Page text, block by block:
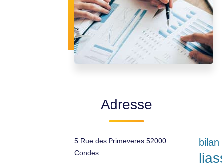
Adresse
5 Rue des Primeveres 52000
Condes